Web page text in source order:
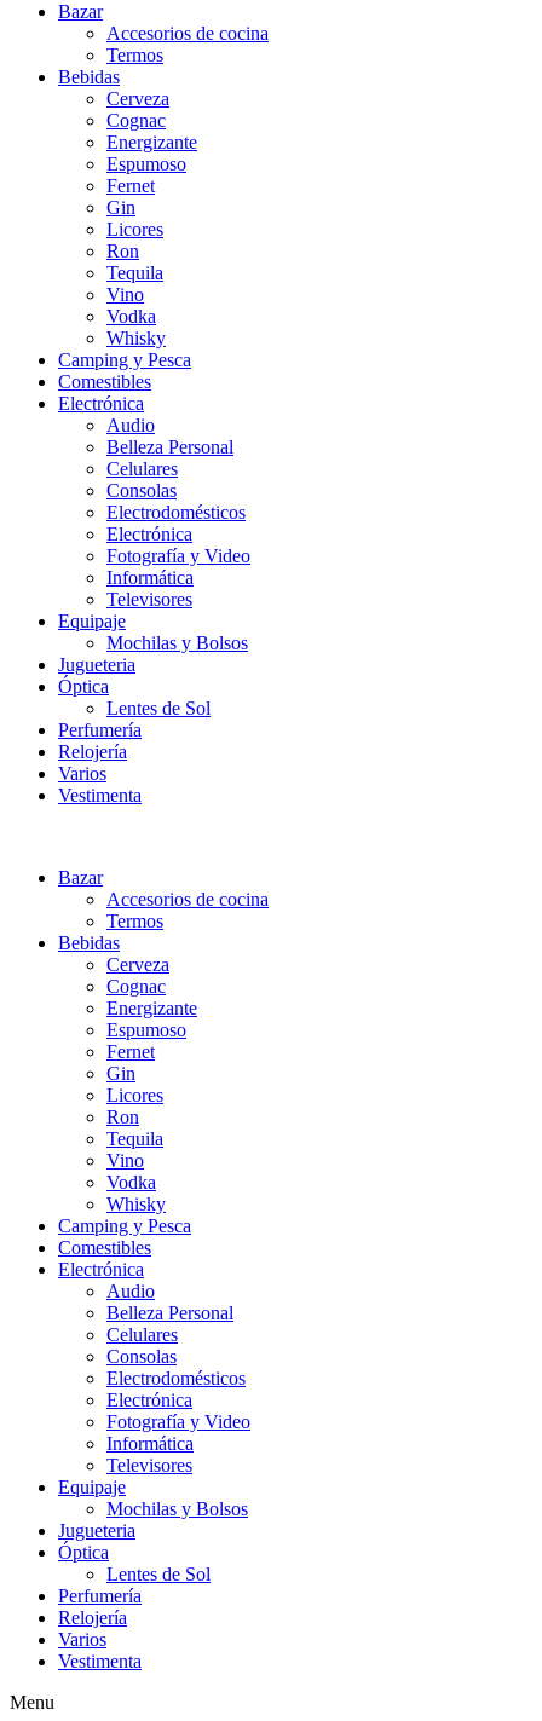
Bazar
Accesorios de cocina
Termos
Bebidas
Cerveza
Cognac
Energizante
Espumoso
Fernet
Gin
Licores
Ron
Tequila
Vino
Vodka
Whisky
Camping y Pesca
Comestibles
Electrónica
Audio
Belleza Personal
Celulares
Consolas
Electrodomésticos
Electrónica
Fotografía y Video
Informática
Televisores
Equipaje
Mochilas y Bolsos
Jugueteria
Óptica
Lentes de Sol
Perfumería
Relojería
Varios
Vestimenta
Bazar
Accesorios de cocina
Termos
Bebidas
Cerveza
Cognac
Energizante
Espumoso
Fernet
Gin
Licores
Ron
Tequila
Vino
Vodka
Whisky
Camping y Pesca
Comestibles
Electrónica
Audio
Belleza Personal
Celulares
Consolas
Electrodomésticos
Electrónica
Fotografía y Video
Informática
Televisores
Equipaje
Mochilas y Bolsos
Jugueteria
Óptica
Lentes de Sol
Perfumería
Relojería
Varios
Vestimenta
Menu